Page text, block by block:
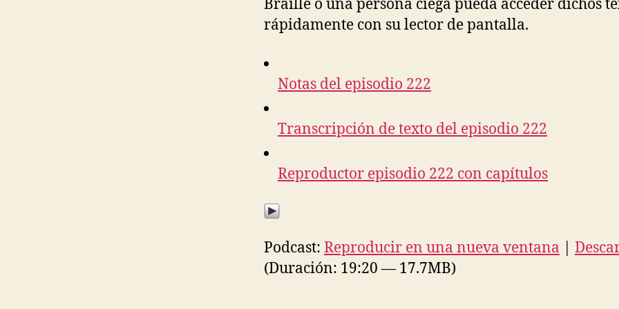
Braille o una persona ciega pueda acceder dichos
rápidamente con su lector de pantalla.
Notas del episodio 222
Transcripción de texto del episodio 222
Reproductor episodio 222 con capítulos
Podcast: Reproducir en una nueva ventana
(Duración: 19:20 — 17.7MB)